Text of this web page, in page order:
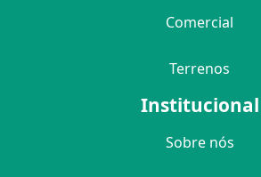
Comercial
Terrenos
Institucional
Sobre nós